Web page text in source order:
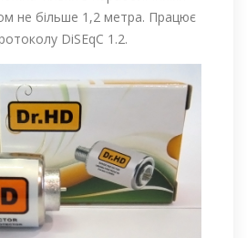
не більше 1,2 метра. Працює
DiSEqC 1.2.